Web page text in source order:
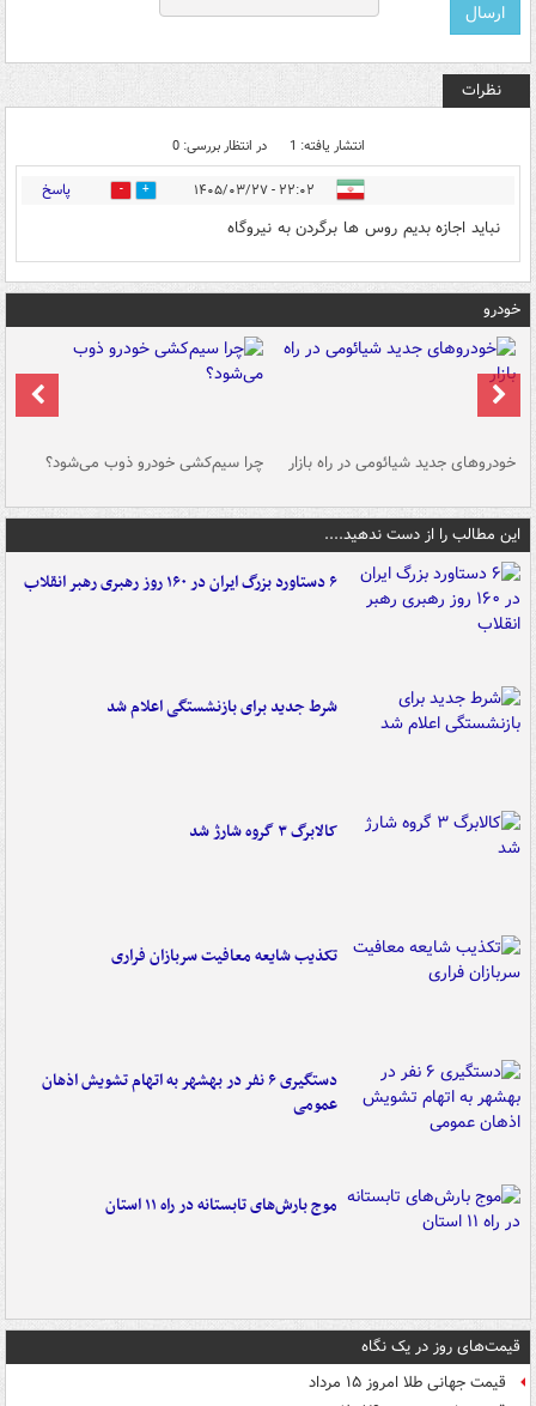
نظرات
انتشار یافته: 1 در انتظار بررسی: 0
۲۲:۰۲ - ۱۴۰۵/۰۳/۲۷ 0 پاسخ
نباید اجازه بدیم روس ها برگردن به نیروگاه
خودرو
خودروهای جدید شیائومی در راه بازار چرا سیم‌کشی خودرو ذوب می‌شود؟
این مطالب را از دست ندهید....
۶ دستاورد بزرگ ایران در ۱۶۰ روز رهبری رهبر انقلاب
شرط جدید برای بازنشستگی اعلام شد
کالابرگ ۳ گروه شارژ شد
تکذیب شایعه معافیت سربازان فراری
دستگیری ۶ نفر در بهشهر به اتهام تشویش اذهان
عمومی
موج بارش‌های تابستانه در راه ۱۱ استان
قیمت‌های روز در یک نگاه
قیمت جهانی طلا امروز ۱۵ مرداد